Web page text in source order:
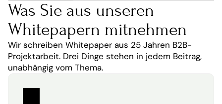
Was Sie aus unseren
Whitepapern mitnehmen
Wir schreiben Whitepaper aus 25 Jahren B2B-
Projektarbeit. Drei Dinge stehen in jedem Beitrag,
unabhängig vom Thema.